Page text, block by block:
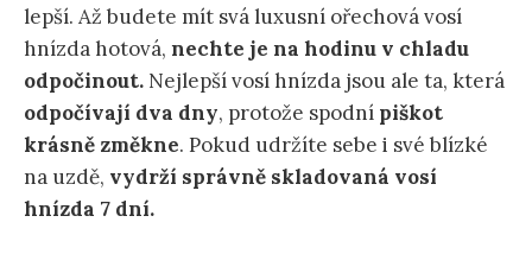
lepší. Až budete mít svá luxusní ořechová vosí
hnízda hotová, nechte je na hodinu v chladu
odpočinout. Nejlepší vosí hnízda jsou ale ta, která
odpočívají dva dny, protože spodní piškot
krásně změkne. Pokud udržíte sebe i své blízké
na uzdě, vydrží správně skladovaná vosí
hnízda 7 dní.